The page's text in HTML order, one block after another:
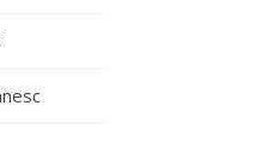
angoasa si anxietate